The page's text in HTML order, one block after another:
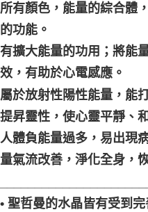
所有顏色，能量的綜合體
的功能。
有擴大能量的功用；將能
效，有助於心電感應。
屬於放射性陽性能量，能
提昇靈性，使心靈平靜、
人體負能量過多，易出現
量氣流改善，淨化全身，
• 聖哲曼的水晶皆有受到